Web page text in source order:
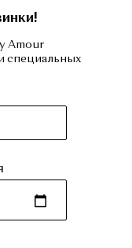
Amour
специальных